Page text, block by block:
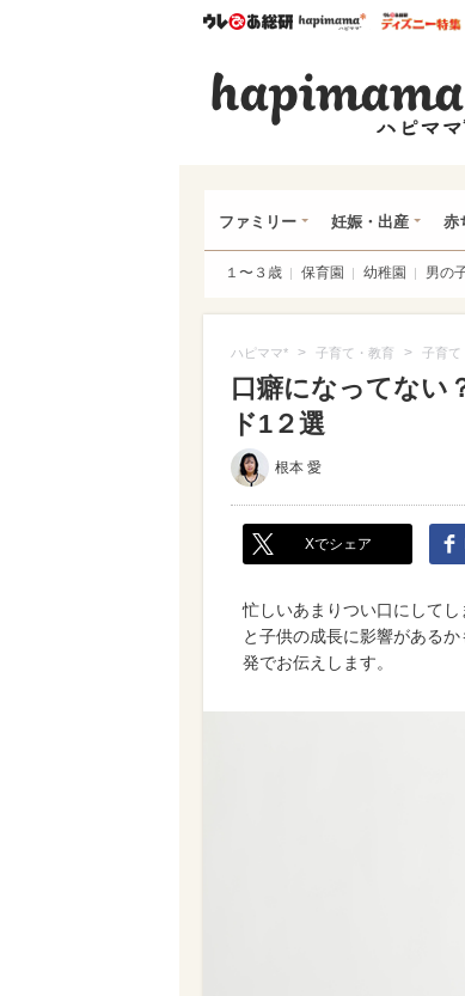
ウレぴあ総研ハピママ*
ファミリー 妊娠・出産 赤
１〜３歳 保育園 幼稚園 男の
ハピママ* > 子育て・教育 > 子育て
口癖になってない
ド1２選
根本 愛
Xでシェア
忙しいあまりつい口にして
と子供の成長に影響がある
発でお伝えします。